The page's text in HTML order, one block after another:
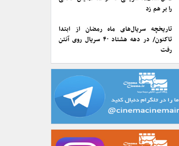
را بر هم زد
تاریخچه سریال‌های ماه رمضان از ابتدا
تاکنون/ در دهه هشتاد ۴۰ سریال روی آنتن
رفت